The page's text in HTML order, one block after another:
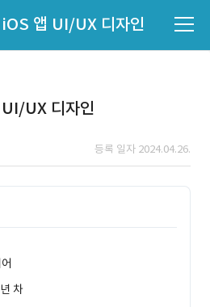
앱 UI/UX 디자인
UX 디자인
등록 일자 2024.04.26.
차